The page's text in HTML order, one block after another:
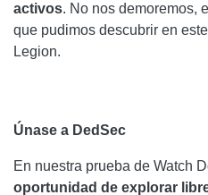
activos. No nos demoremos,
que pudimos descubrir en
Legion.
Únase a DedSec
En nuestra prueba de Watch
oportunidad de explorar